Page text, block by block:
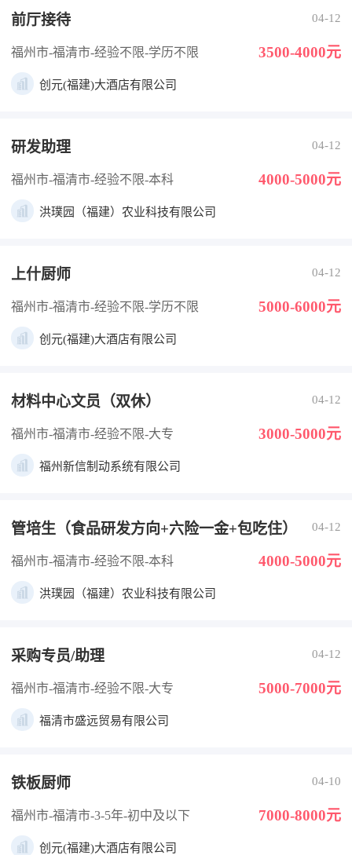
前厅接待 04-12
福州市-福清市-经验不限-学历不限 3500-4000元
创元(福建)大酒店有限公司
研发助理 04-12
福州市-福清市-经验不限-本科 4000-5000元
洪璞园（福建）农业科技有限公司
上什厨师 04-12
福州市-福清市-经验不限-学历不限 5000-6000元
创元(福建)大酒店有限公司
材料中心文员（双休） 04-12
福州市-福清市-经验不限-大专 3000-5000元
福州新信制动系统有限公司
管培生（食品研发方向+六险一金+包吃住） 04-12
福州市-福清市-经验不限-本科 4000-5000元
洪璞园（福建）农业科技有限公司
采购专员/助理 04-12
福州市-福清市-经验不限-大专 5000-7000元
福清市盛远贸易有限公司
铁板厨师 04-10
福州市-福清市-3-5年-初中及以下 7000-8000元
创元(福建)大酒店有限公司